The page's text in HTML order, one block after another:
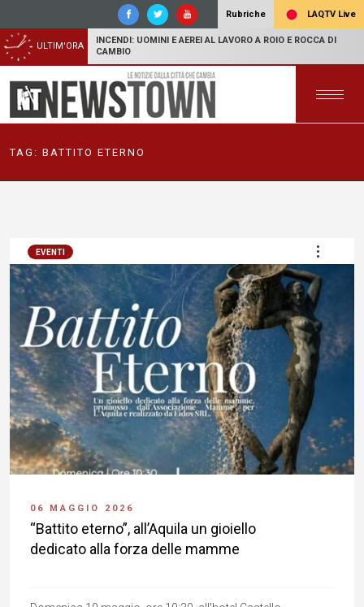
Rubriche LAQTV Live
ULTIM'ORA
INCENDI: UOMINI E AEREI AL LAVORO A ROIO E ROCCA DI
CAMBIO
TAG: BATTITO ETERNO
EVENTI
06 MAGGIO 2026
“Battito eterno”, all’Aquila un gioiello
dedicato alla forza delle mamme